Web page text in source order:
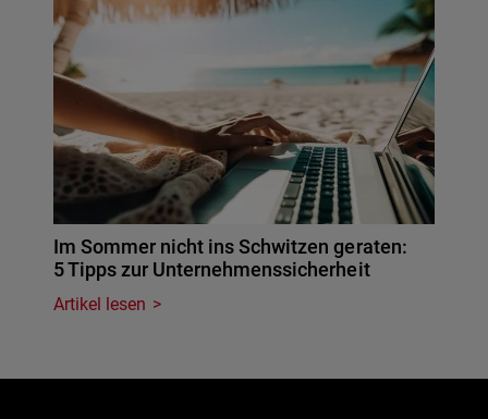
Im Sommer nicht ins Schwitzen geraten:
5 Tipps zur Unternehmenssicherheit
Artikel lesen